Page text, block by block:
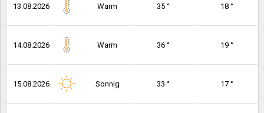
13.08.2026 Warm 35 ° 18 °
14.08.2026 Warm 36 ° 19 °
15.08.2026 Sonnig 33 ° 17 °